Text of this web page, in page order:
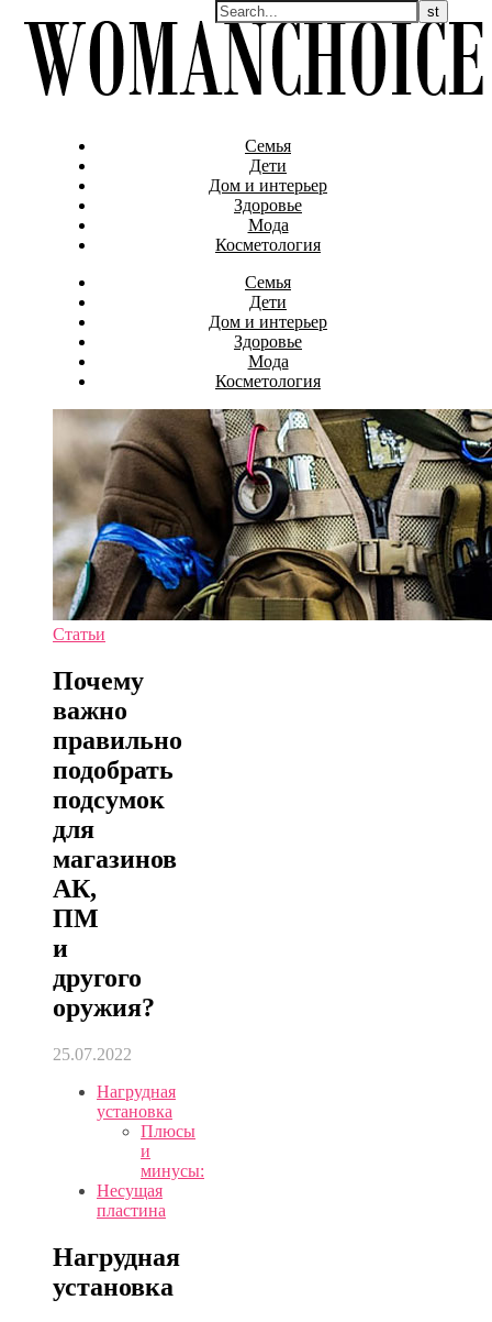
Семья
Дети
Дом и интерьер
Здоровье
Мода
Косметология
Семья
Дети
Дом и интерьер
Здоровье
Мода
Косметология
Статьи
Почему
важно
правильно
подобрать
подсумок
для
магазинов
АК,
ПМ
и
другого
оружия?
25.07.2022
Нагрудная
установка
Плюсы
и
минусы:
Несущая
пластина
Нагрудная
установка